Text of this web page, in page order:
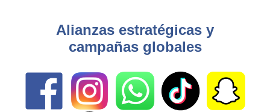
Alianzas estratégicas y
campañas globales